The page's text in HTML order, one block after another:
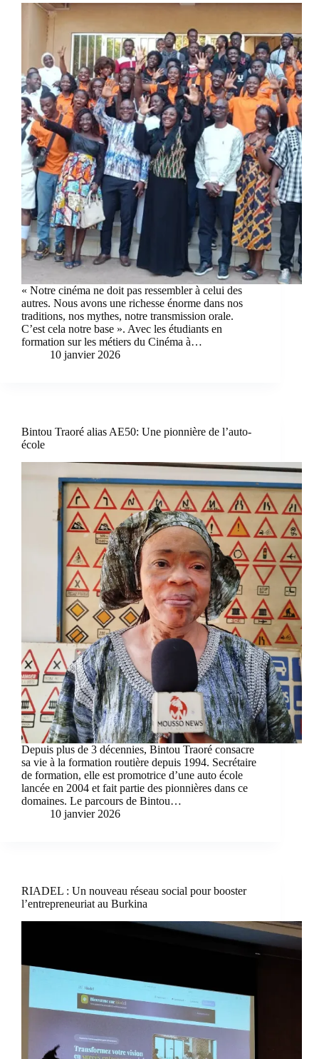
« Notre cinéma ne doit pas ressembler à celui des
autres. Nous avons une richesse énorme dans nos
traditions, nos mythes, notre transmission orale.
C’est cela notre base ». Avec les étudiants en
formation sur les métiers du Cinéma à…
10 janvier 2026
Bintou Traoré alias AE50: Une pionnière de l’auto-
école
Depuis plus de 3 décennies, Bintou Traoré consacre
sa vie à la formation routière depuis 1994. Secrétaire
de formation, elle est promotrice d’une auto école
lancée en 2004 et fait partie des pionnières dans ce
domaines. Le parcours de Bintou…
10 janvier 2026
RIADEL : Un nouveau réseau social pour booster
l’entrepreneuriat au Burkina